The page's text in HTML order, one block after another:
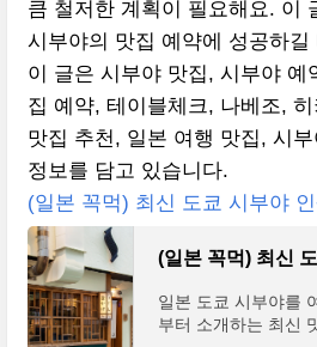
큼 철저한 계획이 필요해요. 이
시부야의 맛집 예약에 성공하
이 글은 시부야 맛집, 시부야 예
집 예약, 테이블체크, 나베조,
맛집 추천, 일본 여행 맛집, 시
정보를 담고 있습니다.
(일본 꼭먹) 최신 도쿄 시부야
일본 도쿄 시부야를
부터 소개하는 최신